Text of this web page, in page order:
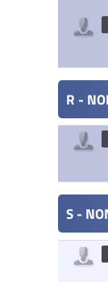
R -
S -